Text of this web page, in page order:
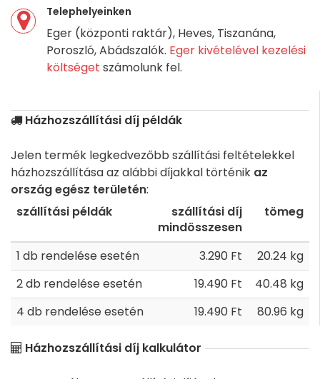
Telephelyeinken
Eger (központi raktár), Heves, Tiszanána,
Poroszló, Abádszalók. Eger kivételével kezelési
költséget számolunk fel.
Házhozszállítási díj példák
Jelen termék legkedvezőbb szállítási feltételekkel
házhozszállítása az alábbi díjakkal történik az
ország egész területén:
szállítási példák
szállítási díj
mindösszesen
tömeg
1 db rendelése esetén 3.290 Ft
20.24 kg
2 db rendelése esetén
19.490 Ft
40.48 kg
4 db rendelése esetén
19.490 Ft 80.96 kg
Házhozszállítási díj kalkulátor